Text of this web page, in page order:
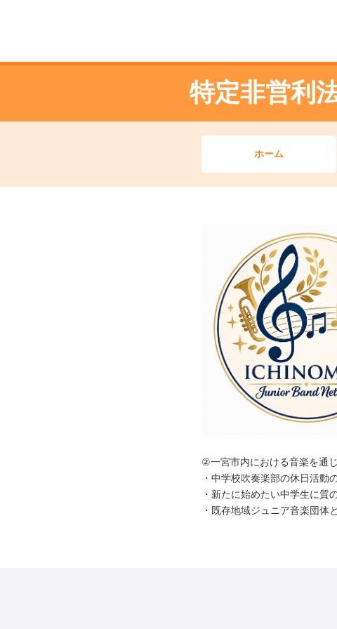
特定非営利
ホーム
②一宮市内における音楽を通
・中学校吹奏楽部の休日活動
・新たに始めたい中学生に質
・既存地域ジュニア音楽団体